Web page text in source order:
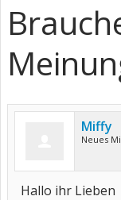
Miffy
Neues
Hallo ihr Lieben